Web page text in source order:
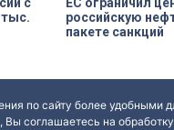
с
ЕС ограничил
российскую
пакете санкций
по сайту более удобными
Вы соглашаетесь на